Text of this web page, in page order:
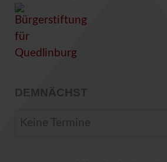
DEMNÄCHST
Keine Termine